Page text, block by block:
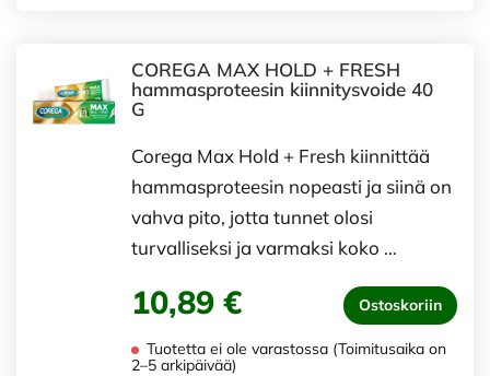
COREGA MAX HOLD + FRESH
hammasproteesin kiinnitysvoide 40
G
Corega Max Hold + Fresh kiinnittää
hammasproteesin nopeasti ja siinä on
vahva pito, jotta tunnet olosi
turvalliseksi ja varmaksi koko …
10,89 € Ostoskoriin
Tuotetta ei ole varastossa (Toimitusaika on
2–5 arkipäivää)